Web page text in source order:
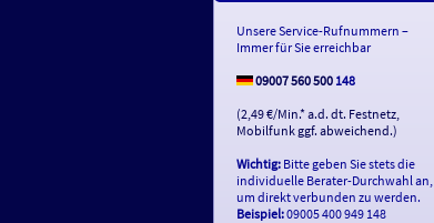
Unsere Service-Rufnummern –
Immer für Sie erreichbar
09007 560 500 148
(2,49 €/Min.* a.d. dt. Festnetz,
Mobilfunk ggf. abweichend.)
Wichtig: Bitte geben Sie stets die
individuelle Berater-Durchwahl an,
um direkt verbunden zu werden.
Beispiel:09005 400 949 148